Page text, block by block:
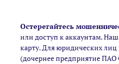
Остерегайтесь
или доступ к аккаунтам.
карту. Для юридических
(дочернее предприятие ПАО